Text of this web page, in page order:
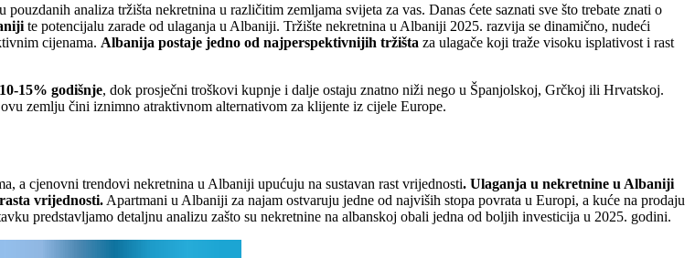
analiza tržišta nekretnina u različitim zemljama svijeta za vas. Danas ćete saznati sve što trebate znati o
te potencijalu zarade od ulaganja u Albaniji. Tržište nekretnina u Albaniji 2025. razvija se dinamično, nudeći
cijenama. Albanija postaje jedno od najperspektivnijih tržišta za ulagače koji traže visoku isplativost i rast
15% godišnje, dok prosječni troškovi kupnje i dalje ostaju znatno niži nego u Španjolskoj, Grčkoj ili Hrvatskoj.
ovu zemlju čini iznimno atraktivnom alternativom za klijente iz cijele Europe.
a cjenovni trendovi nekretnina u Albaniji upućuju na sustavan rast vrijednosti. Ulaganja u nekretnine u Albaniji
vrijednosti. Apartmani u Albaniji za najam ostvaruju jedne od najviših stopa povrata u Europi, a kuće na prodaju
predstavljamo detaljnu analizu zašto su nekretnine na albanskoj obali jedna od boljih investicija u 2025. godini.